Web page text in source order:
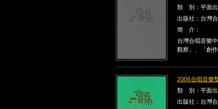
類 別：平面
出版社：台灣
簡 介：
台灣合唱音樂
觀察」、「創
2006合唱音樂
類 別：平面
出版社：台灣